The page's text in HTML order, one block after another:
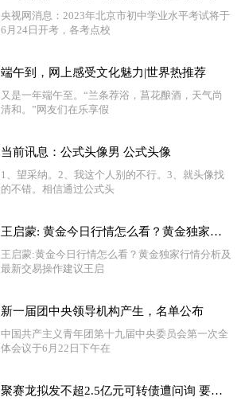
央视网消息：2023年北京市初中学业水平考试将于
6月24日开考，各考点校
端午到，网上感受文化魅力|世界热推荐
又是一年端午至。“兰条荐浴，菖花酿酒，天气尚
清和。”网友们在乐享假
当前讯息：公式头像男 公式头像
1、望采纳。2、我这个人别的不行。3、就头像找
的不错。相信通过公式头
王启蒙: 黄金今日行情怎么看？黄金独家行情分析及最新交易操作建议
王启蒙:黄金今日行情怎么看？黄金独家行情分析及
最新交易操作建议王启
新一届团中央领导机构产生，名单公布
中国共产主义青年团第十九届中央委员会第一次全
体会议于6月22日下午在
聚赛龙拟发不超2.5亿元可转债遭问询 要求说明前期募投项目尚未建成情况下扩大业务规模的必要性|每日快讯